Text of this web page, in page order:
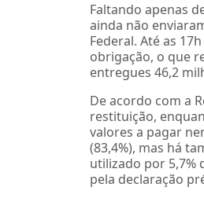
Faltando apenas
ainda não
Federal. Até as
obrigação, o que
entregues 46,2
De acordo com a
restituição,
valores a pagar
(83,4%), mas há
utilizado por 5,7%
pela declaração